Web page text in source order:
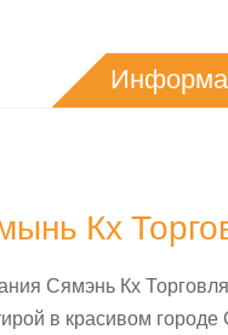
Кх
Сямэнь Кх
в красивом